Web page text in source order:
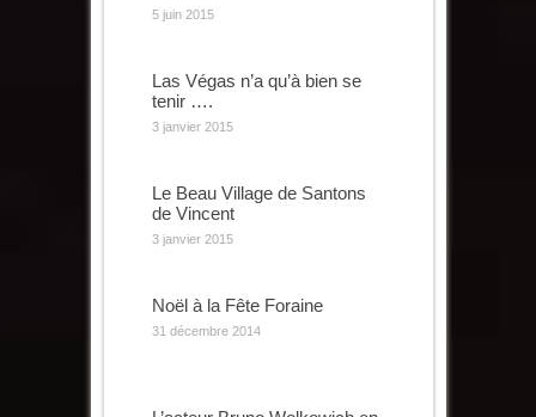
5 juin 2015
Las Végas n’a qu’à bien se
tenir ….
3 janvier 2015
Le Beau Village de Santons
de Vincent
3 janvier 2015
Noël à la Fête Foraine
31 décembre 2014